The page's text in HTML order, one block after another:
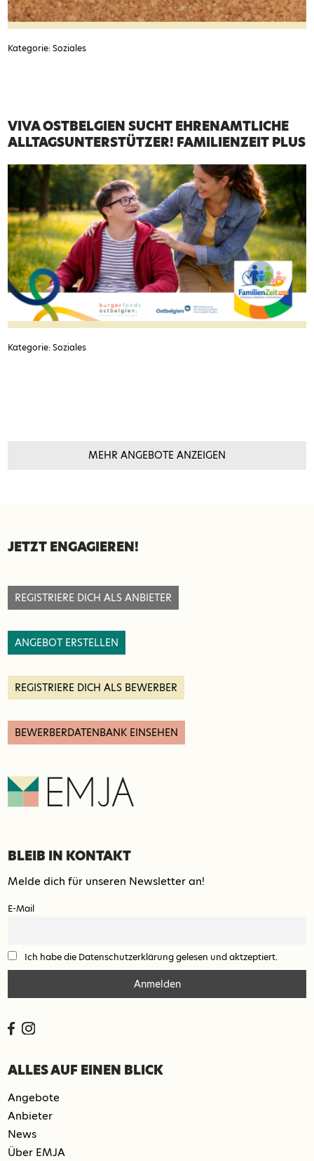
Kategorie: Soziales
VIVA OSTBELGIEN SUCHT EHRENAMTLICHE
ALLTAGSUNTERSTÜTZER! FAMILIENZEIT PLUS
Kategorie: Soziales
MEHR ANGEBOTE ANZEIGEN
SEITENFUSS
BLEIB IN KONTAKT
Melde dich für unseren Newsletter an!
E-Mail
Ich habe die Datenschutzerklärung gelesen und aktzeptiert.
ALLES AUF EINEN BLICK
Angebote
Anbieter
News
Über EMJA
JETZT ENGAGIEREN!
REGISTRIERE DICH ALS ANBIETER
ANGEBOT ERSTELLEN
REGISTRIERE DICH ALS BEWERBER
BEWERBERDATENBANK EINSEHEN